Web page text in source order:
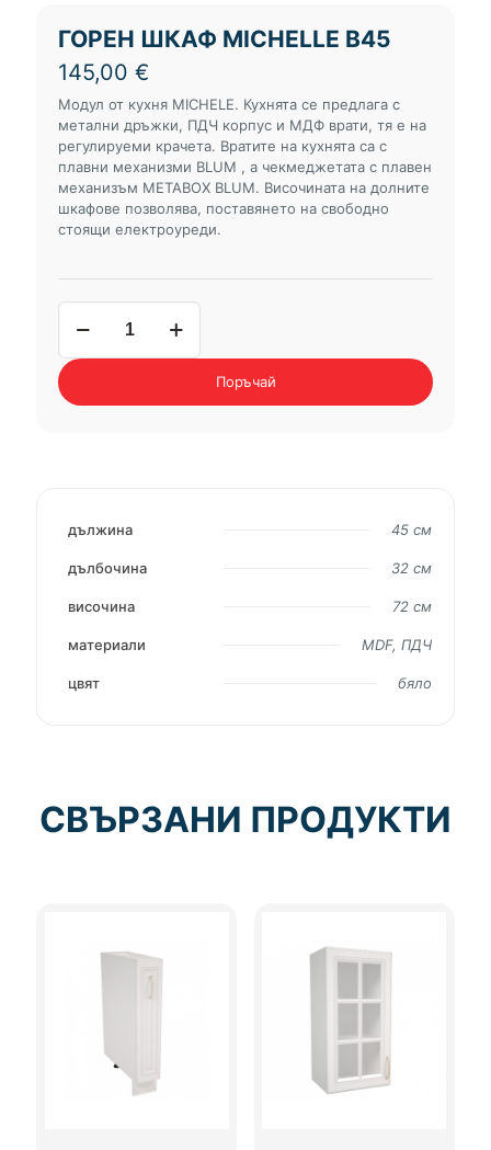
ГОРЕН ШКАФ MICHELLE В45
145,00 €
Модул от кухня MICHELE. Кухнята се предлага с
метални дръжки, ПДЧ корпус и МДФ врати, тя е на
регулируеми крачета. Вратите на кухнята са с
плавни механизми BLUM , а чекмеджетата с плавен
механизъм METABOX BLUM. Височината на долните
шкафове позволява, поставянето на свободно
стоящи електроуреди.
шкаф
MICHELLE
Поръчай
дължина 45 см
дълбочина 32 см
височина 72 см
материали MDF, ПДЧ
цвят бяло
СВЪРЗАНИ ПРОДУКТИ